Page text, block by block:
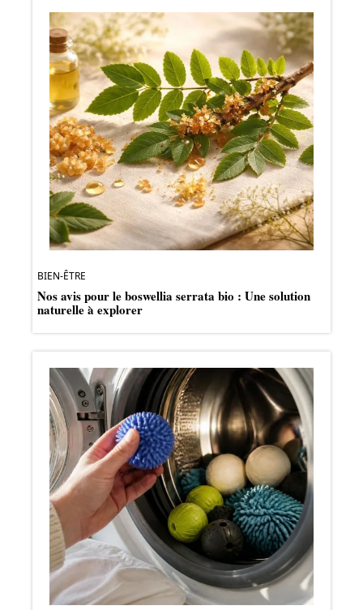
BIEN-ÊTRE
Nos avis pour le boswellia serrata bio : Une solution
naturelle à explorer